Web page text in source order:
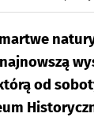
martwe
od